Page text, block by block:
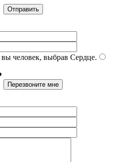
человек, выбрав Сердце.